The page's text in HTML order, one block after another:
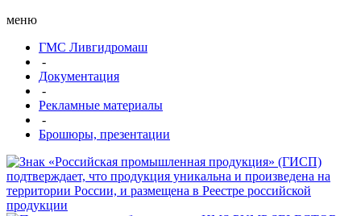
меню
ГМС Ливгидромаш
-
Документация
-
Рекламные материалы
-
Брошюры, презентации